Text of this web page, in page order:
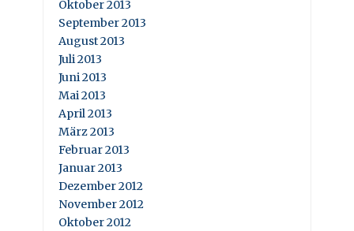
Oktober 2013
September 2013
August 2013
Juli 2013
Juni 2013
Mai 2013
April 2013
März 2013
Februar 2013
Januar 2013
Dezember 2012
November 2012
Oktober 2012